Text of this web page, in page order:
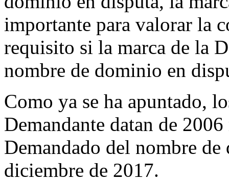
importante para valorar la
requisito si la marca de la
nombre de dominio en
Como ya se ha apuntado,
Demandante datan de
Demandado del nombre
diciembre de 2017.